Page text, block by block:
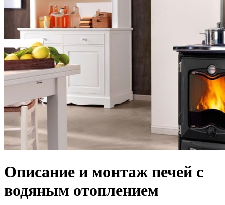
Описание и монтаж печей с
водяным отоплением